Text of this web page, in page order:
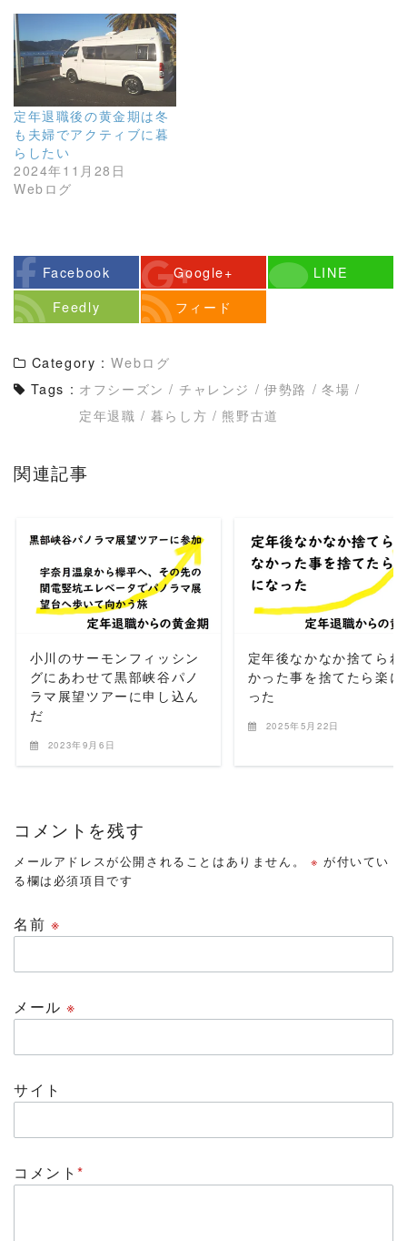
定年退職後の黄金期は冬
も夫婦でアクティブに暮
らしたい
2024年11月28日
Webログ
Facebook Google+
LINE
Feedly
フィード
Category : Webログ
Tags : オフシーズン / チャレンジ / 伊勢路 / 冬場 /
定年退職 / 暮らし方 / 熊野古道
関連記事
READ MORE
小川のサーモンフィッシン
グにあわせて黒部峡谷パノ
ラマ展望ツアーに申し込ん
だ
2023年9月6日
READ MORE
定年後なかなか捨てられ
かった事を捨てたら楽に
った
2025年5月22日
コメントを残す
メールアドレスが公開されることはありません。 ※ が付いてい
る欄は必須項目です
名前 ※
メール※
サイト
コメント*